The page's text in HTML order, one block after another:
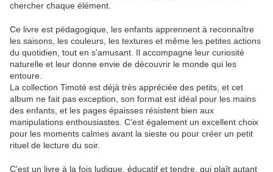
chercher chaque élément.
Ce livre est pédagogique, les enfants apprennent à reconnaître
les saisons, les couleurs, les textures et même les petites actions
du quotidien, tout en s’amusant. Il accompagne leur curiosité
naturelle et leur donne envie de découvrir le monde qui les
entoure.
La collection Timoté est déjà très appréciée des petits, et cet
album ne fait pas exception, son format est idéal pour les mains
des enfants, et les pages épaisses résistent bien aux
manipulations enthousiastes. C’est également un excellent choix
pour les moments calmes avant la sieste ou pour créer un petit
rituel de lecture du soir.
C'est un livre à la fois ludique, éducatif et tendre, qui plaît autant